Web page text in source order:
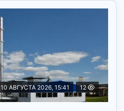
10 АВГУСТА 2026, 15:41 12